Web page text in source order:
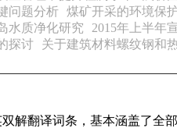
问题分析 煤矿开采的环境保
水质净化研究
2015年上半年
探讨
关于建筑材料螺纹钢和
解翻译词条，基本涵盖了全